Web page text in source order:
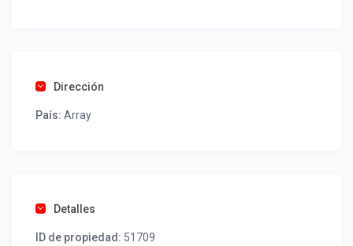
como un profesional sin COMISIONES ni ESTAFAS.
Tel contacto propiedad:
Dirección
País: Array
Detalles
ID de propiedad: 51709